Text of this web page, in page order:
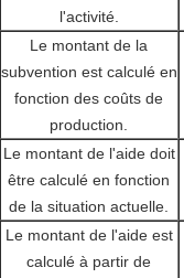
l'activité.
Le montant de la
subvention est calculé en
fonction des coûts de
production.
Le montant de l'aide doit
être calculé en fonction
de la situation actuelle.
Le montant de l'aide est
calculé à partir de